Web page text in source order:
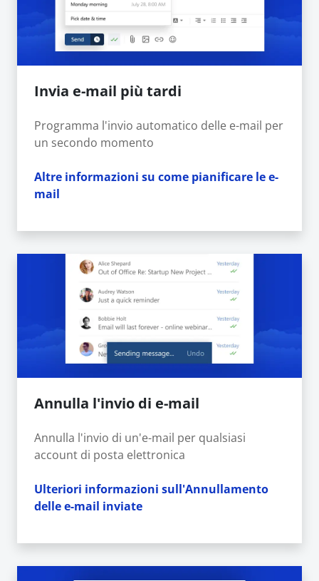
Invia e-mail più tardi
Programma l'invio automatico delle e-mail per
un secondo momento
Altre informazioni su come pianificare le e-
mail
Annulla l'invio di e-mail
Annulla l'invio di un'e-mail per qualsiasi
account di posta elettronica
Ulteriori informazioni sull'Annullamento
delle e-mail inviate